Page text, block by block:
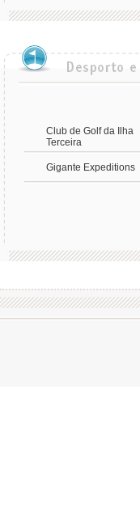
Club de Golf da Ilha
Terceira
Gigante Expeditions